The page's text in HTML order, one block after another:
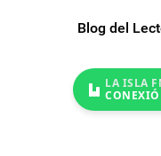
Blog del
LA ISLA